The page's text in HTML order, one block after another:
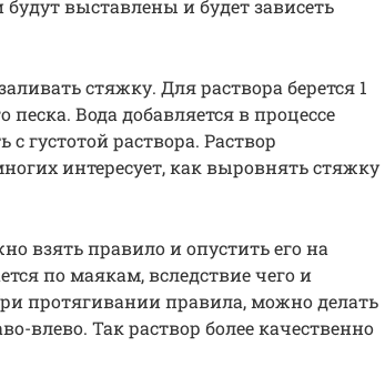
выставлены и будет зависеть
стяжку. Для раствора берется 1
песка. Вода добавляется в процессе
густотой раствора. Раствор
интересует, как выровнять стяжку
взять правило и опустить его на
по маякам, вследствие чего и
протягивании правила, можно делать
Так раствор более качественно